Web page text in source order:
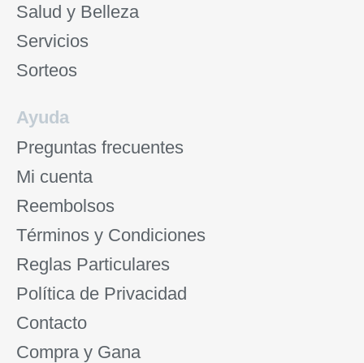
Salud y Belleza
Servicios
Sorteos
Ayuda
Preguntas frecuentes
Mi cuenta
Reembolsos
Términos y Condiciones
Reglas Particulares
Política de Privacidad
Contacto
Compra y Gana